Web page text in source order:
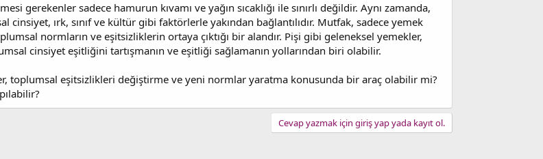
gerekenler sadece hamurun kıvamı ve yağın sıcaklığı ile sınırlı değildir. Aynı zamanda,
ırk, sınıf ve kültür gibi faktörlerle yakından bağlantılıdır. Mutfak, sadece yemek
normların ve eşitsizliklerin ortaya çıktığı bir alandır. Pişi gibi geleneksel yemekler,
cinsiyet eşitliğini tartışmanın ve eşitliği sağlamanın yollarından biri olabilir.
toplumsal eşitsizlikleri değiştirme ve yeni normlar yaratma konusunda bir araç olabilir mi?
Cevap yazmak için giriş yap yada kayıt ol.